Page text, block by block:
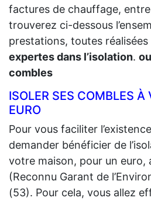
factures de chauffage,
trouverez ci-dessous
prestations, toutes réalisées
expertes dans l’isolation.
combles
ISOLER SES COMBLES À
EURO
Pour vous faciliter
demander bénéficier de
votre maison, pour un euro,
(Reconnu Garant de
(53). Pour cela, vous allez